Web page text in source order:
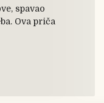
spavao
Ova priča